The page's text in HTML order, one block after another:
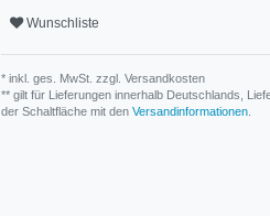
Wunschliste
* inkl. ges. MwSt. zzgl. Versandkosten
** gilt für Lieferungen innerhalb Deutschlands,
der Schaltfläche mit den Versandinformationen